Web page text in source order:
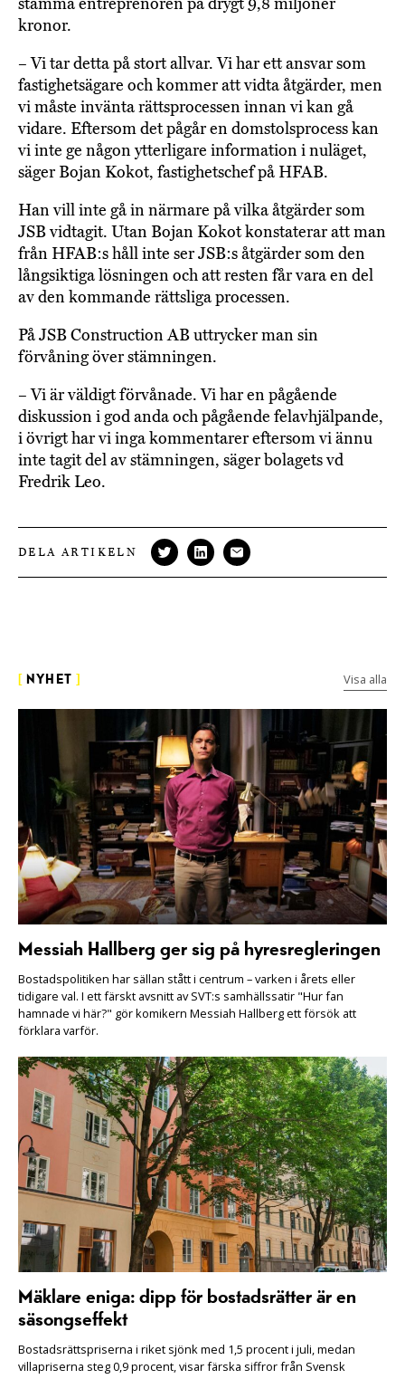
kronor.
– Vi tar detta på stort allvar. Vi har ett ansvar som
fastighetsägare och kommer att vidta åtgärder, men
vi måste invänta rättsprocessen innan vi kan gå
vidare. Eftersom det pågår en domstolsprocess kan
vi inte ge någon ytterligare information i nuläget,
säger Bojan Kokot, fastighetschef på HFAB.
Han vill inte gå in närmare på vilka åtgärder som
JSB vidtagit. Utan Bojan Kokot konstaterar att man
från HFAB:s håll inte ser JSB:s åtgärder som den
långsiktiga lösningen och att resten får vara en del
av den kommande rättsliga processen.
På JSB Construction AB uttrycker man sin
förvåning över stämningen.
– Vi är väldigt förvånade. Vi har en pågående
diskussion i god anda och pågående felavhjälpande,
i övrigt har vi inga kommentarer eftersom vi ännu
inte tagit del av stämningen, säger bolagets vd
Fredrik Leo.
DELA ARTIKELN
NYHET Visa alla
Messiah Hallberg ger sig på hyresregleringen
Bostadspolitiken har sällan stått i centrum – varken i årets eller
tidigare val. I ett färskt avsnitt av SVT:s samhällssatir "Hur fan
hamnade vi här?" gör komikern Messiah Hallberg ett försök att
förklara varför.
Mäklare eniga: dipp för bostadsrätter är en
säsongseffekt
Bostadsrättspriserna i riket sjönk med 1,5 procent i juli, medan
villapriserna steg 0,9 procent, visar färska siffror från Svensk